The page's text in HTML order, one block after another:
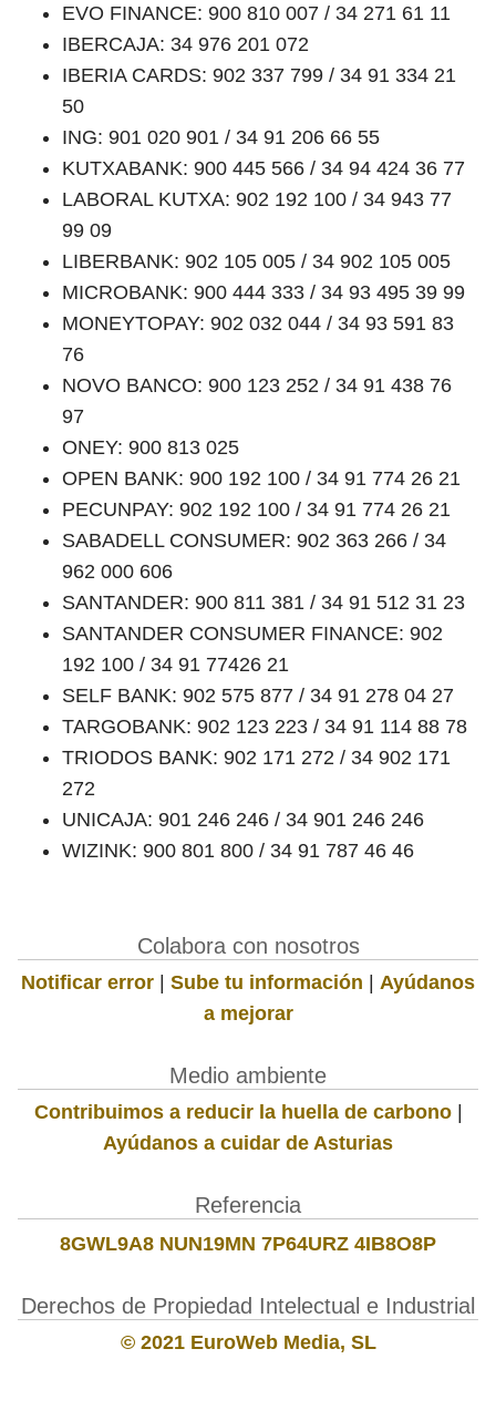
EVO FINANCE: 900 810 007 / 34 271 61 11
IBERCAJA: 34 976 201 072
IBERIA CARDS: 902 337 799 / 34 91 334 21
50
ING: 901 020 901 / 34 91 206 66 55
KUTXABANK: 900 445 566 / 34 94 424 36 77
LABORAL KUTXA: 902 192 100 / 34 943 77
99 09
LIBERBANK: 902 105 005 / 34 902 105 005
MICROBANK: 900 444 333 / 34 93 495 39 99
MONEYTOPAY: 902 032 044 / 34 93 591 83
76
NOVO BANCO: 900 123 252 / 34 91 438 76
97
ONEY: 900 813 025
OPEN BANK: 900 192 100 / 34 91 774 26 21
PECUNPAY: 902 192 100 / 34 91 774 26 21
SABADELL CONSUMER: 902 363 266 / 34
962 000 606
SANTANDER: 900 811 381 / 34 91 512 31 23
SANTANDER CONSUMER FINANCE: 902
192 100 / 34 91 77426 21
SELF BANK: 902 575 877 / 34 91 278 04 27
TARGOBANK: 902 123 223 / 34 91 114 88 78
TRIODOS BANK: 902 171 272 / 34 902 171
272
UNICAJA: 901 246 246 / 34 901 246 246
WIZINK: 900 801 800 / 34 91 787 46 46
Colabora con nosotros
Notificar error | Sube tu información | Ayúdanos
a mejorar
Medio ambiente
Contribuimos a reducir la huella de carbono|
Ayúdanos a cuidar de Asturias
Referencia
8GWL9A8 NUN19MN 7P64URZ 4IB8O8P
Derechos de Propiedad Intelectual e Industrial
© 2021 EuroWeb Media, SL